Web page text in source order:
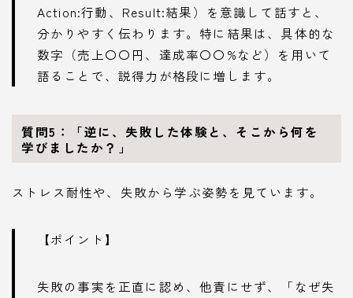
Action:行動、Result:結果）を意識して話すと、
分かりやすく伝わります。特に結果は、具体的な
数字（売上〇〇円、達成率〇〇%など）を用いて
語ることで、説得力が格段に増します。
質問5：「逆に、失敗した体験と、そこから何を
学びましたか？」
ストレス耐性や、失敗から学ぶ姿勢を見ています。
【ポイント】
失敗の事実を正直に認め、他責にせず、「なぜ失